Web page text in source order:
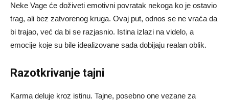
Neke Vage će doživeti emotivni povratak nekoga ko je ostavio
trag, ali bez zatvorenog kruga. Ovaj put, odnos se ne vraća da
bi trajao, već da bi se razjasnio. Istina izlazi na videlo, a
emocije koje su bile idealizovane sada dobijaju realan oblik.
Razotkrivanje tajni
Karma deluje kroz istinu. Tajne, posebno one vezane za